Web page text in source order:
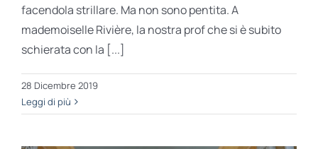
facendola strillare. Ma non sono pentita. A
mademoiselle Rivière, la nostra prof che si è subito
schierata con la [...]
28 Dicembre 2019
Leggi di più